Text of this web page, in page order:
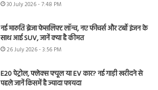
30 July 2026 - 7:48 PM
नई मारुति ब्रेजा फेसलिफ्ट लॉन्च, नए फीचर्स और टर्बो इंजन के
साथ आई SUV, जानें क्या है कीमत
26 July 2026 - 3:56 PM
E20 पेट्रोल, फ्लेक्स फ्यूल या EV कार? नई गाड़ी खरीदने से
पहले जानें किसमें है ज्यादा फायदा